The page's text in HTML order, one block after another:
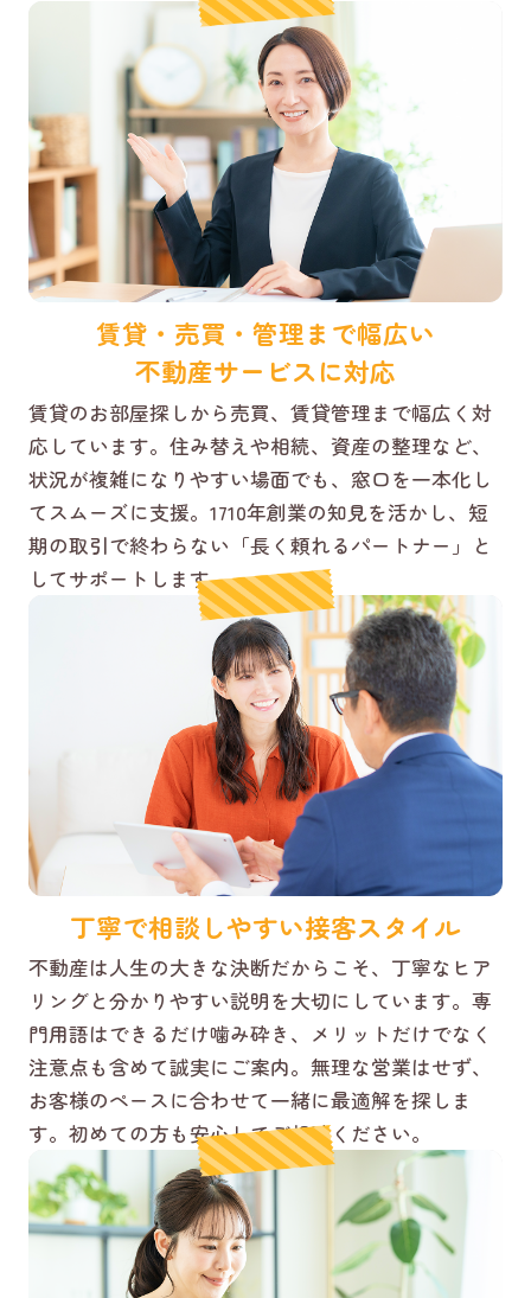
賃貸・売買・管理まで幅広い
不動産サービスに対応
賃貸のお部屋探しから売買、賃貸管理まで幅広く対
応しています。住み替えや相続、資産の整理など、
状況が複雑になりやすい場面でも、窓口を一本化し
てスムーズに支援。1710年創業の知見を活かし、短
期の取引で終わらない「長く頼れるパートナー」と
してサポートします。
丁寧で相談しやすい接客スタイル
不動産は人生の大きな決断だからこそ、丁寧なヒア
リングと分かりやすい説明を大切にしています。専
門用語はできるだけ噛み砕き、メリットだけでなく
注意点も含めて誠実にご案内。無理な営業はせず、
お客様のペースに合わせて一緒に最適解を探しま
す。初めての方も安心してご相談ください。